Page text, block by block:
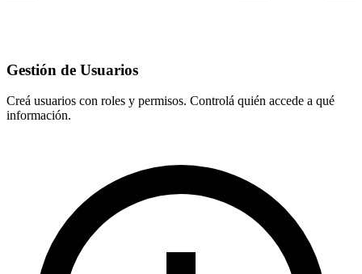
Gestión de Usuarios
Creá usuarios con roles y permisos. Controlá quién accede a qué
información.